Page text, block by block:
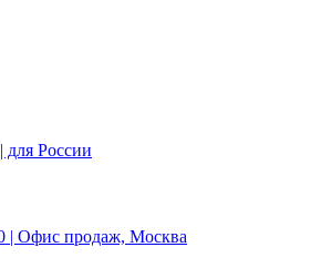
для России
| Офис продаж, Москва